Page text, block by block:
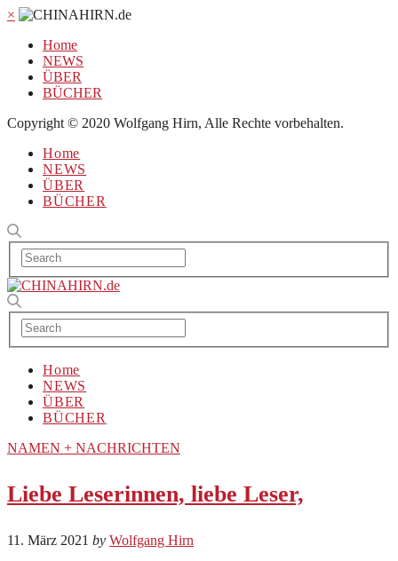
×
Home
NEWS
ÜBER
BÜCHER
Copyright © 2020 Wolfgang Hirn, Alle Rechte vorbehalten.
Home
NEWS
ÜBER
BÜCHER
Home
NEWS
ÜBER
BÜCHER
NAMEN + NACHRICHTEN
Liebe Leserinnen, liebe Leser,
11. März 2021 by Wolfgang Hirn